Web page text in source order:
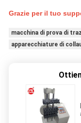
Grazie per il tuo
macchina di prova di
apparecchiature di